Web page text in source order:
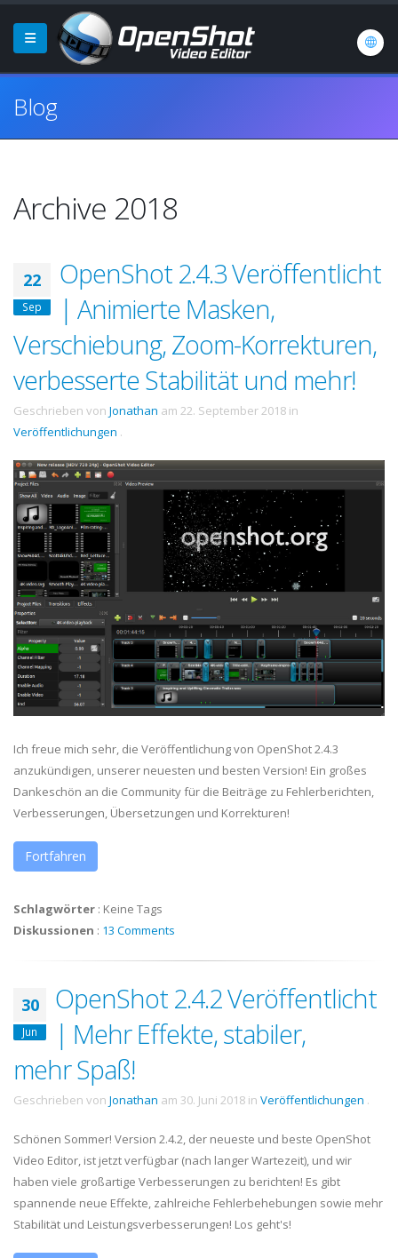
Blog
Archive 2018
22
Sep
OpenShot 2.4.3 Veröffentlicht
| Animierte Masken,
Verschiebung, Zoom-Korrekturen,
verbesserte Stabilität und mehr!
Geschrieben von Jonathan am 22. September 2018 in
Veröffentlichungen .
Ich freue mich sehr, die Veröffentlichung von OpenShot 2.4.3
anzukündigen, unserer neuesten und besten Version! Ein großes
Dankeschön an die Community für die Beiträge zu Fehlerberichten,
Verbesserungen, Übersetzungen und Korrekturen!
Fortfahren
Schlagwörter : Keine Tags
Diskussionen : 13 Comments
30
Jun
OpenShot 2.4.2 Veröffentlicht
| Mehr Effekte, stabiler,
mehr Spaß!
Geschrieben von Jonathan am 30. Juni 2018 in Veröffentlichungen .
Schönen Sommer! Version 2.4.2, der neueste und beste OpenShot
Video Editor, ist jetzt verfügbar (nach langer Wartezeit), und wir
haben viele großartige Verbesserungen zu berichten! Es gibt
spannende neue Effekte, zahlreiche Fehlerbehebungen sowie mehr
Stabilität und Leistungsverbesserungen! Los geht's!